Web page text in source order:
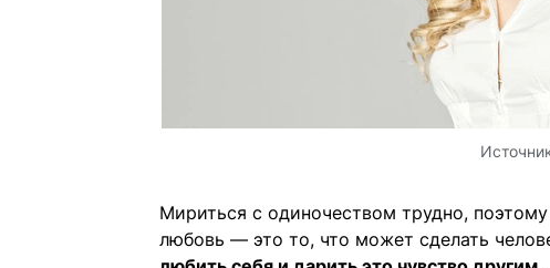
Мириться с одиночеством трудно,
любовь — это то, что может сделать